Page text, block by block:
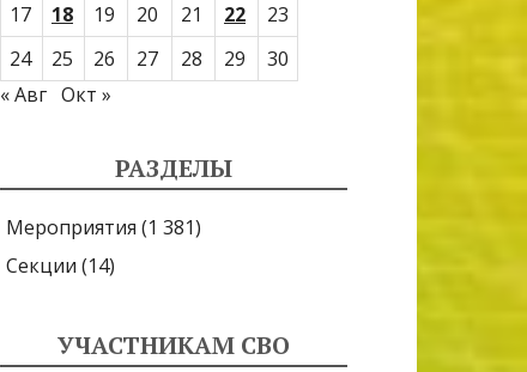
17
18 19 20 21 22
23
24
25 26 27 28 29
30
« Авг Окт »
РАЗДЕЛЫ
Мероприятия (1 381)
Секции (14)
УЧАСТНИКАМ СВО